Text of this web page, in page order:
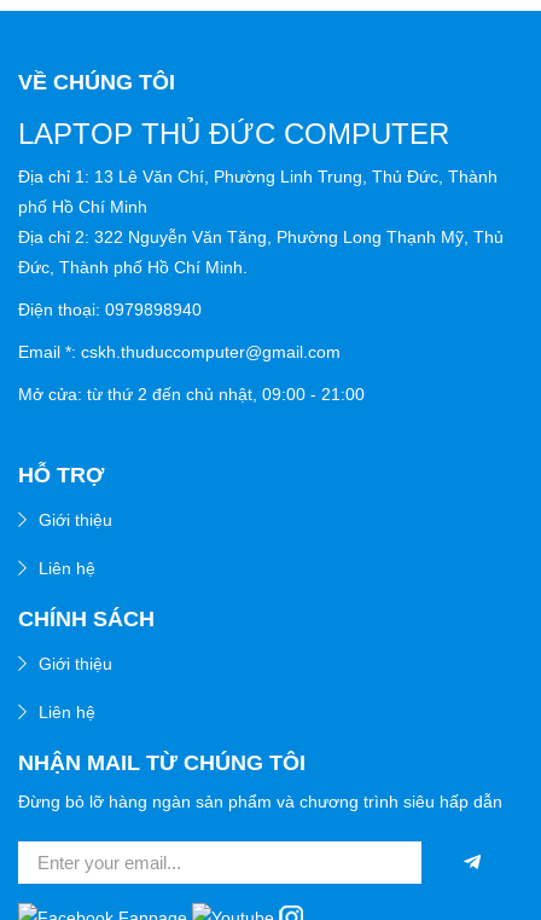
VỀ CHÚNG TÔI
LAPTOP THỦ ĐỨC COMPUTER
Địa chỉ 1: 13 Lê Văn Chí, Phường Linh Trung, Thủ Đức, Thành
phố Hồ Chí Minh
Địa chỉ 2: 322 Nguyễn Văn Tăng, Phường Long Thạnh Mỹ, Thủ
Đức, Thành phố Hồ Chí Minh.
Điện thoại: 0979898940
Email *: cskh.thuduccomputer@gmail.com
Mở cửa: từ thứ 2 đến chủ nhật, 09:00 - 21:00
HỖ TRỢ
Giới thiệu
Liên hệ
CHÍNH SÁCH
Giới thiệu
Liên hệ
NHẬN MAIL TỪ CHÚNG TÔI
Đừng bỏ lỡ hàng ngàn sản phẩm và chương trình siêu hấp dẫn